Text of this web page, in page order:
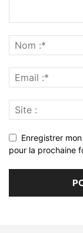
Enregistrer
pour la prochaine